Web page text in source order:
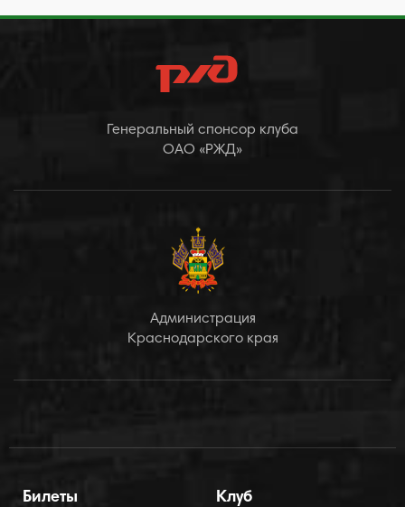
Генеральный спонсор клуба
ОАО «РЖД»
Администрация
Краснодарского края
Билеты Клуб